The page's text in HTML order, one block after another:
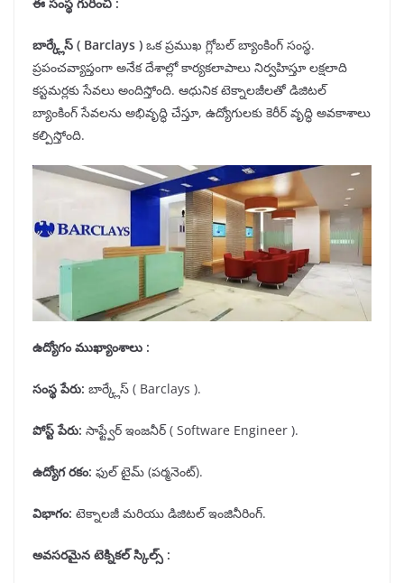
ఈ సంస్థ గురించి :
బార్క్లేస్ ( Barclays ) ఒక ప్రముఖ గ్లోబల్ బ్యాంకింగ్ సంస్థ.
ప్రపంచవ్యాప్తంగా అనేక దేశాల్లో కార్యకలాపాలు నిర్వహిస్తూ లక్షలాది
కస్టమర్లకు సేవలు అందిస్తోంది. ఆధునిక టెక్నాలజీలతో డిజిటల్
బ్యాంకింగ్ సేవలను అభివృద్ధి చేస్తూ, ఉద్యోగులకు కెరీర్ వృద్ధి అవకాశాలు
కల్పిస్తోంది.
ఉద్యోగం ముఖ్యాంశాలు :
సంస్థ పేరు: బార్క్లేస్ ( Barclays ).
పోస్ట్ పేరు: సాఫ్ట్వేర్ ఇంజనీర్ ( Software Engineer ).
ఉద్యోగ రకం: ఫుల్ టైమ్ (పర్మనెంట్).
విభాగం: టెక్నాలజీ మరియు డిజిటల్ ఇంజినీరింగ్.
అవసరమైన టెక్నికల్ స్కిల్స్ :